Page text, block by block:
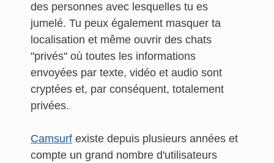
des personnes avec lesquelles tu es
jumelé. Tu peux également masquer ta
localisation et même ouvrir des chats
"privés" où toutes les informations
envoyées par texte, vidéo et audio sont
cryptées et, par conséquent, totalement
privées.
Camsurf existe depuis plusieurs années et
compte un grand nombre d'utilisateurs